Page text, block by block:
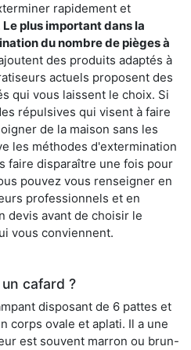
rapidement et
Le plus important dans la
du nombre de pièges à
des produits adaptés à
actuels proposent des
qui vous laissent le choix. Si
répulsives qui visent à faire
de la maison sans les
les méthodes d'extermination
faire disparaître une fois pour
pouvez vous renseigner en
professionnels et en
devis avant de choisir le
vous conviennent.
cafard ?
disposant de 6 pattes et
corps ovale et aplati. Il a une
est souvent marron ou brun-